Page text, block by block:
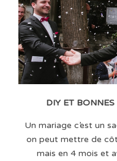
DIY ET BONNES
Un mariage c’est un
on peut mettre de
mais en 4 mois et